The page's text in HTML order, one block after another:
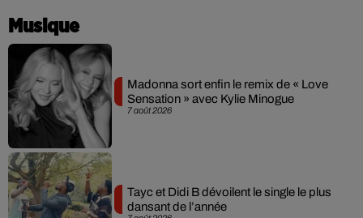
Musique
7 août 2026
Madonna sort enfin le remix de « Love
Sensation » avec Kylie Minogue
Tayc et Didi B dévoilent le single le plus
dansant de l’année